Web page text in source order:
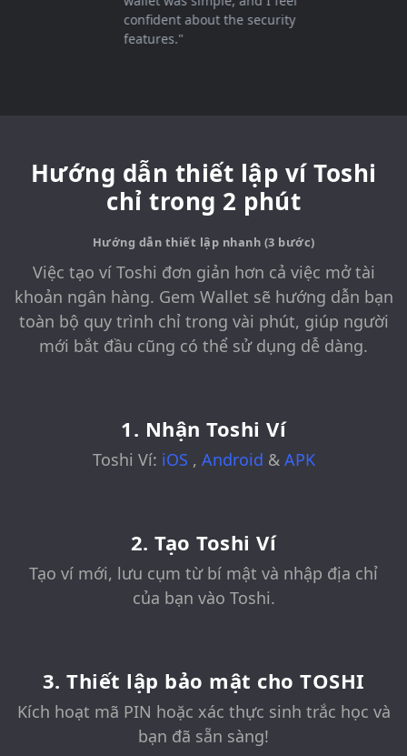
confident about the security
features."
Hướng dẫn thiết lập ví Toshi
chỉ trong 2 phút
Hướng dẫn thiết lập nhanh (3 bước)
Việc tạo ví Toshi đơn giản hơn cả việc mở tài
khoản ngân hàng. Gem Wallet sẽ hướng dẫn bạn
toàn bộ quy trình chỉ trong vài phút, giúp người
mới bắt đầu cũng có thể sử dụng dễ dàng.
1. Nhận Toshi Ví
Toshi Ví: iOS , Android & APK
2. Tạo Toshi Ví
Tạo ví mới, lưu cụm từ bí mật và nhập địa chỉ
của bạn vào Toshi.
3. Thiết lập bảo mật cho TOSHI
Kích hoạt mã PIN hoặc xác thực sinh trắc học và
bạn đã sẵn sàng!